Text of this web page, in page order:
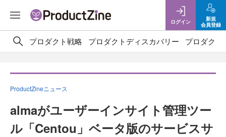
ログイン
新規
会員登録
プロダクト戦略 プロダクトディスカバリー プロダクト
ProductZineニュース
almaがユーザーインサイト管理ツー
ル「Centou」ベータ版のサービスサ